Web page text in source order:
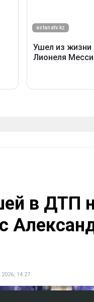
в ДТП
14:27